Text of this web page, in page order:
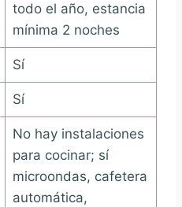
todo el año, estancia
mínima 2 noches
Sí
Sí
No hay instalaciones
para cocinar; sí
microondas, cafetera
automática,